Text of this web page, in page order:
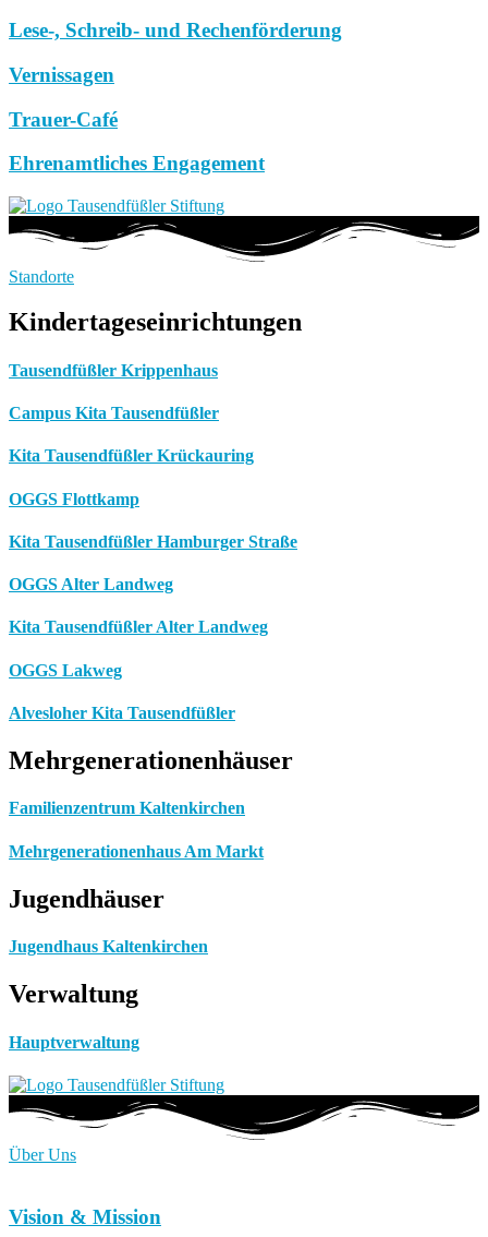
Lese-, Schreib- und Rechenförderung
Vernissagen
Trauer-Café
Ehrenamtliches Engagement
Standorte
Kindertageseinrichtungen
Tausendfüßler Krippenhaus
Campus Kita Tausendfüßler
Kita Tausendfüßler Krückauring
OGGS Flottkamp
Kita Tausendfüßler Hamburger Straße
OGGS Alter Landweg
Kita Tausendfüßler Alter Landweg
OGGS Lakweg
Alvesloher Kita Tausendfüßler
Mehrgenerationenhäuser
Familienzentrum Kaltenkirchen
Mehrgenerationenhaus Am Markt
Jugendhäuser
Jugendhaus Kaltenkirchen
Verwaltung
Hauptverwaltung
Über Uns
Vision & Mission